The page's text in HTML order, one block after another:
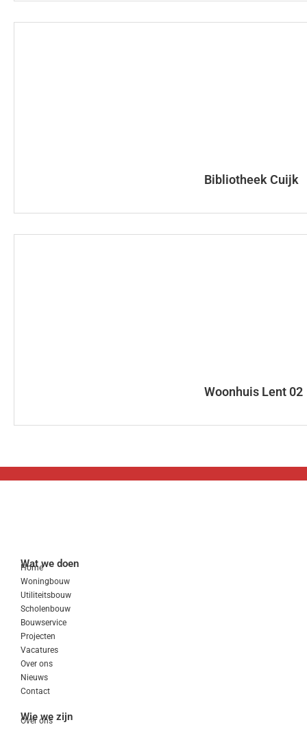
Bibliotheek Cuijk
Woonhuis Lent 02
Wat we doen
Home
Woningbouw
Utiliteitsbouw
Scholenbouw
Bouwservice
Projecten
Vacatures
Over ons
Nieuws
Contact
Wie we zijn
Over ons